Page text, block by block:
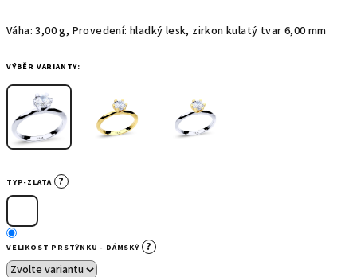
Váha: 3,00 g, Provedení: hladký lesk, zirkon kulatý tvar 6,00 mm
VÝBĚR VARIANTY:
TYP-ZLATA ?
VELIKOST PRSTÝNKU - DÁMSKÝ ?